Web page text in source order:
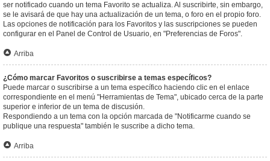
ser notificado cuando un tema Favorito se actualiza. Al suscribirte, sin embargo,
se le avisará de que hay una actualización de un tema, o foro en el propio foro.
Las opciones de notificación para los Favoritos y las suscripciones se pueden
configurar en el Panel de Control de Usuario, en "Preferencias de Foros".
Arriba
¿Cómo marcar Favoritos o suscribirse a temas específicos?
Puede marcar o suscribirse a un tema específico haciendo clic en el enlace
correspondiente en el menú "Herramientas de Tema", ubicado cerca de la parte
superior e inferior de un tema de discusión.
Respondiendo a un tema con la opción marcada de "Notificarme cuando se
publique una respuesta" también le suscribe a dicho tema.
Arriba